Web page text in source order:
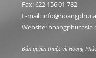
Fax: 622 156 01 782
E-mail:
Website:
Bản quyền thuộc về Hoàng